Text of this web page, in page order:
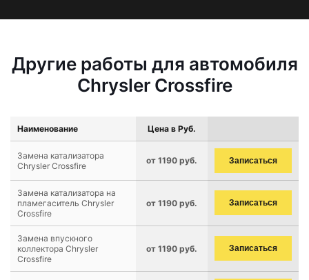
Другие работы для автомобиля
Chrysler Crossfire
Наименование Цена в Руб.
Замена катализатора
Chrysler Crossfire
от 1190 руб. Записаться
Замена катализатора на
пламегаситель Chrysler
Crossfire
от 1190 руб. Записаться
Замена впускного
коллектора Chrysler
Crossfire
от 1190 руб. Записаться